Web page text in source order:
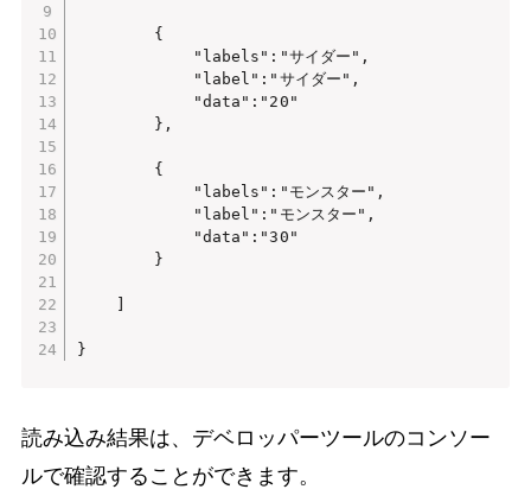
        {
            "labels":"サイダー",
            "label":"サイダー",
            "data":"20"
        },
        {
            "labels":"モンスター",
            "label":"モンスター",
            "data":"30"
        }
}
読み込み結果は、デベロッパーツールのコンソー
ルで確認することができます。